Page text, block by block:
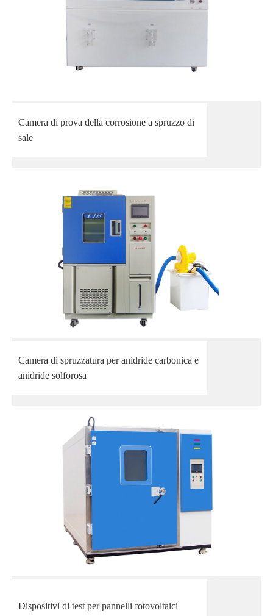
Camera di prova della corrosione a spruzzo di
sale
Camera di spruzzatura per anidride carbonica e
anidride solforosa
Dispositivi di test per pannelli fotovoltaici